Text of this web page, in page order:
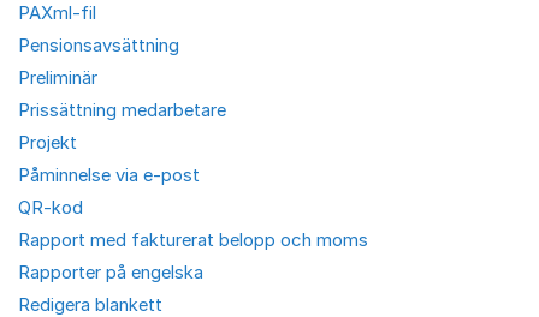
PAXml-fil
Pensionsavsättning
Preliminär
Prissättning medarbetare
Projekt
Påminnelse via e-post
QR-kod
Rapport med fakturerat belopp och moms
Rapporter på engelska
Redigera blankett